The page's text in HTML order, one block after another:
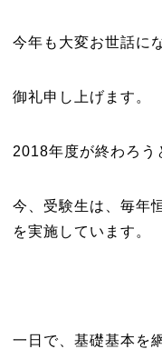
今年も大変お世話に
御礼申し上げます。
2018年度が終わろう
今、受験生は、毎年
を実施しています。
一日で、基礎基本を